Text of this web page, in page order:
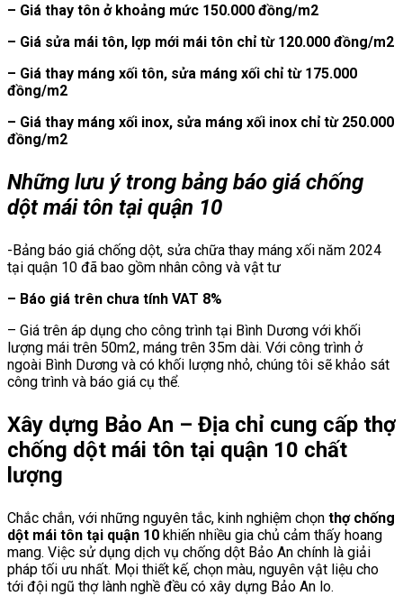
– Giá thay tôn ở khoảng mức 150.000 đồng/m2
– Giá sửa mái tôn, lợp mới mái tôn chỉ từ 120.000 đồng/m2
– Giá thay máng xối tôn, sửa máng xối chỉ từ 175.000
đồng/m2
– Giá thay máng xối inox, sửa máng xối inox chỉ từ 250.000
đồng/m2
Những lưu ý trong bảng báo giá chống
dột mái tôn tại quận 10
-Bảng báo giá chống dột, sửa chữa thay máng xối năm 2024
tại quận 10 đã bao gồm nhân công và vật tư
– Báo giá trên chưa tính VAT 8%
– Giá trên áp dụng cho công trình tại Bình Dương với khối
lượng mái trên 50m2, máng trên 35m dài. Với công trình ở
ngoài Bình Dương và có khối lượng nhỏ, chúng tôi sẽ khảo sát
công trình và báo giá cụ thể.
Xây dựng Bảo An – Địa chỉ cung cấp thợ
chống dột mái tôn tại quận 10 chất
lượng
Chắc chắn, với những nguyên tắc, kinh nghiệm chọn thợ chống
dột mái tôn tại quận 10 khiến nhiều gia chủ cảm thấy hoang
mang. Việc sử dụng dịch vụ chống dột Bảo An chính là giải
pháp tối ưu nhất. Mọi thiết kế, chọn màu, nguyên vật liệu cho
tới đội ngũ thợ lành nghề đều có xây dựng Bảo An lo.